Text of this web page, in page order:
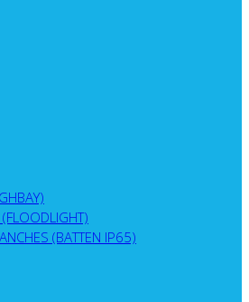
(FLOODLIGHT)
(BATTEN IP65)